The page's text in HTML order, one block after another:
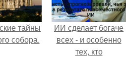
тайны
собора.
ИИ сделает богаче
всех - и особенно
тех, кто